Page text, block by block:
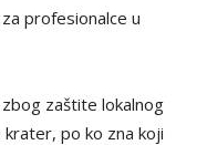
profesionalce u
zaštite lokalnog
po ko zna koji